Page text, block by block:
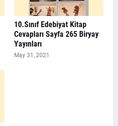
10.Sınıf Edebiyat Kitap
Cevapları Sayfa 265 Biryay
Yayınları
May 31, 2021